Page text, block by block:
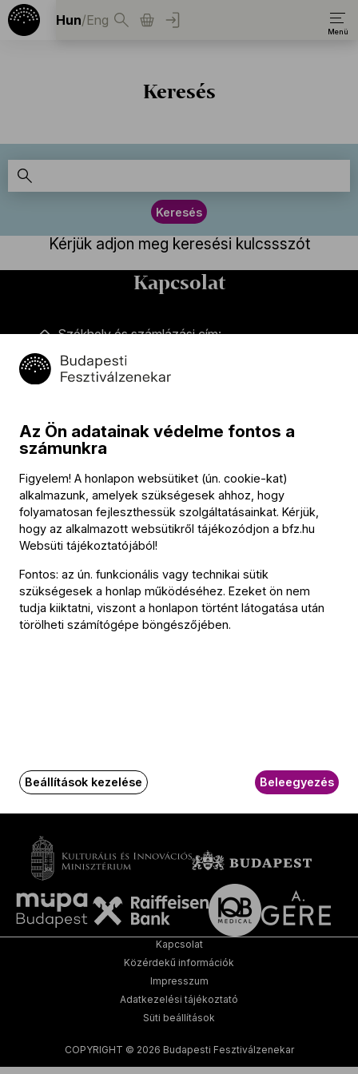
Hun/Eng
Keresés
Keresés
Kérjük adjon meg keresési kulcssszót
Kapcsolat
Székhely és számlázási cím:
Selmeci utca 14–16.
Postacím:
Jegyiroda címe:
1036 Budapest,
+36 1 489 4330
BFZ-hírlevél
Értesüljön elsőként a zenekarunkkal kapcsolatos hírekről
e-mailben!
E-mail-cím
GY.I.K.
COPYRIGHT © 2026 Budapesti Fesztiválzenekar
Kapcsolat
Közérdekű információk
Impresszum
Adatkezelési tájékoztató
Süti beállítások
Az Ön adatainak védelme fontos a
számunkra
Figyelem! A honlapon websütiket (ún. cookie-kat)
alkalmazunk, amelyek szükségesek ahhoz, hogy
folyamatosan fejleszthessük szolgáltatásainkat. Kérjük,
hogy az alkalmazott websütikről tájékozódjon a bfz.hu
Websüti tájékoztatójából!
Fontos: az ún. funkcionális vagy technikai sütik
szükségesek a honlap működéséhez. Ezeket ön nem
tudja kiiktatni, viszont a honlapon történt látogatása után
törölheti számítógépe böngészőjében.
Beállítások kezelése Beleegyezés